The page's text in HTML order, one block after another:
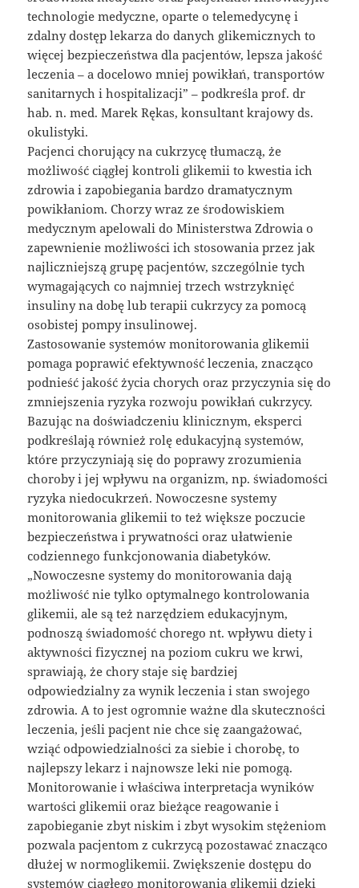
technologie medyczne, oparte o telemedycynę i
zdalny dostęp lekarza do danych glikemicznych to
więcej bezpieczeństwa dla pacjentów, lepsza jakość
leczenia – a docelowo mniej powikłań, transportów
sanitarnych i hospitalizacji” – podkreśla prof. dr
hab. n. med. Marek Rękas, konsultant krajowy ds.
okulistyki.
Pacjenci chorujący na cukrzycę tłumaczą, że
możliwość ciągłej kontroli glikemii to kwestia ich
zdrowia i zapobiegania bardzo dramatycznym
powikłaniom. Chorzy wraz ze środowiskiem
medycznym apelowali do Ministerstwa Zdrowia o
zapewnienie możliwości ich stosowania przez jak
najliczniejszą grupę pacjentów, szczególnie tych
wymagających co najmniej trzech wstrzyknięć
insuliny na dobę lub terapii cukrzycy za pomocą
osobistej pompy insulinowej.
Zastosowanie systemów monitorowania glikemii
pomaga poprawić efektywność leczenia, znacząco
podnieść jakość życia chorych oraz przyczynia się do
zmniejszenia ryzyka rozwoju powikłań cukrzycy.
Bazując na doświadczeniu klinicznym, eksperci
podkreślają również rolę edukacyjną systemów,
które przyczyniają się do poprawy zrozumienia
choroby i jej wpływu na organizm, np. świadomości
ryzyka niedocukrzeń. Nowoczesne systemy
monitorowania glikemii to też większe poczucie
bezpieczeństwa i prywatności oraz ułatwienie
codziennego funkcjonowania diabetyków.
„Nowoczesne systemy do monitorowania dają
możliwość nie tylko optymalnego kontrolowania
glikemii, ale są też narzędziem edukacyjnym,
podnoszą świadomość chorego nt. wpływu diety i
aktywności fizycznej na poziom cukru we krwi,
sprawiają, że chory staje się bardziej
odpowiedzialny za wynik leczenia i stan swojego
zdrowia. A to jest ogromnie ważne dla skuteczności
leczenia, jeśli pacjent nie chce się zaangażować,
wziąć odpowiedzialności za siebie i chorobę, to
najlepszy lekarz i najnowsze leki nie pomogą.
Monitorowanie i właściwa interpretacja wyników
wartości glikemii oraz bieżące reagowanie i
zapobieganie zbyt niskim i zbyt wysokim stężeniom
pozwala pacjentom z cukrzycą pozostawać znacząco
dłużej w normoglikemii. Zwiększenie dostępu do
systemów ciągłego monitorowania glikemii dzięki